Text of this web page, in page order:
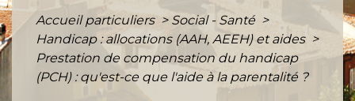
Accueil particuliers > Social - Santé >
Handicap : allocations (AAH, AEEH) et aides >
Prestation de compensation du handicap
(PCH) : qu'est-ce que l'aide à la parentalité ?